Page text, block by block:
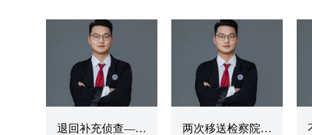
退回补充侦查——
两次移送检察院